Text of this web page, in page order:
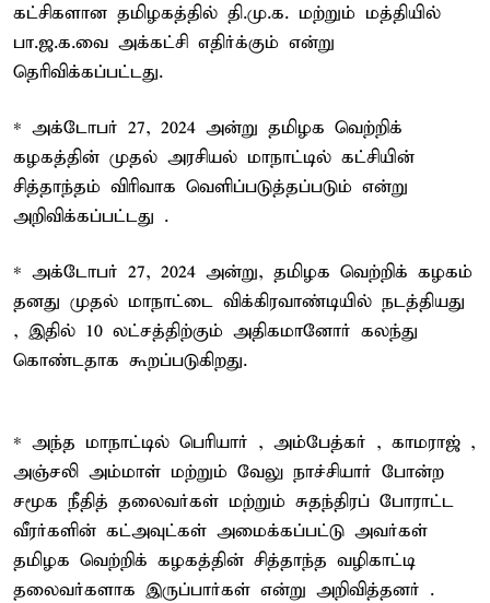
கட்சிகளான தமிழகத்தில் தி.மு.க. மற்றும் மத்தியில்
பா.ஜ.க.வை அக்கட்சி எதிர்க்கும் என்று
தெரிவிக்கப்பட்டது.
* அக்டோபர் 27, 2024 அன்று தமிழக வெற்றிக்
கழகத்தின் முதல் அரசியல் மாநாட்டில் கட்சியின்
சித்தாந்தம் விரிவாக வெளிப்படுத்தப்படும் என்று
அறிவிக்கப்பட்டது .
* அக்டோபர் 27, 2024 அன்று, தமிழக வெற்றிக் கழகம்
தனது முதல் மாநாட்டை விக்கிரவாண்டியில் நடத்தியது
, இதில் 10 லட்சத்திற்கும் அதிகமானோர் கலந்து
கொண்டதாக கூறப்படுகிறது.
* அந்த மாநாட்டில் பெரியார் , அம்பேத்கர் , காமராஜ் ,
அஞ்சலி அம்மாள் மற்றும் வேலு நாச்சியார் போன்ற
சமூக நீதித் தலைவர்கள் மற்றும் சுதந்திரப் போராட்ட
வீரர்களின் கட்அவுட்கள் அமைக்கப்பட்டு அவர்கள்
தமிழக வெற்றிக் கழகத்தின் சித்தாந்த வழிகாட்டி
தலைவர்களாக இருப்பார்கள் என்று அறிவித்தனர் .